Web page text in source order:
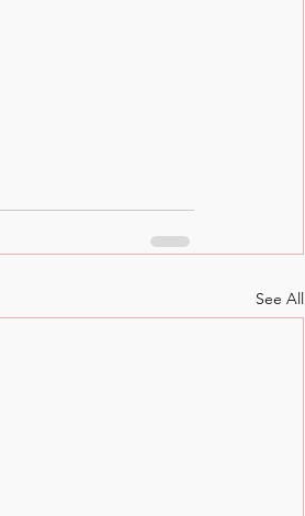
See All